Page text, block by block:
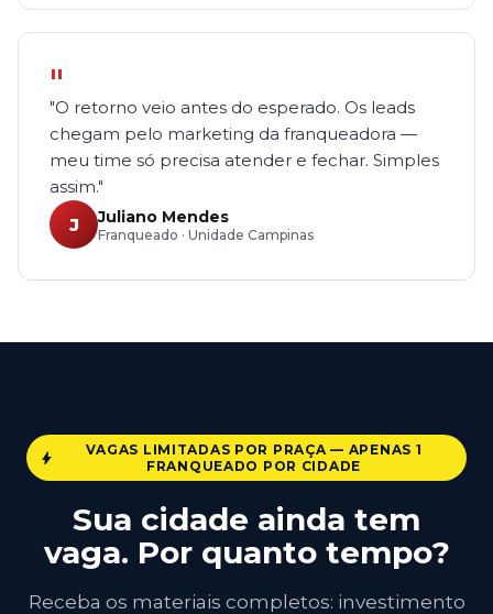
"
"O retorno veio antes do esperado. Os leads
chegam pelo marketing da franqueadora —
meu time só precisa atender e fechar. Simples
assim."
J
Juliano Mendes
Franqueado · Unidade Campinas
bolt
VAGAS LIMITADAS POR PRAÇA — APENAS 1
FRANQUEADO POR CIDADE
Sua cidade ainda tem
vaga. Por quanto tempo?
Receba os materiais completos: investimento